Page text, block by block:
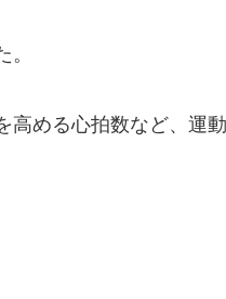
める心拍数など、運